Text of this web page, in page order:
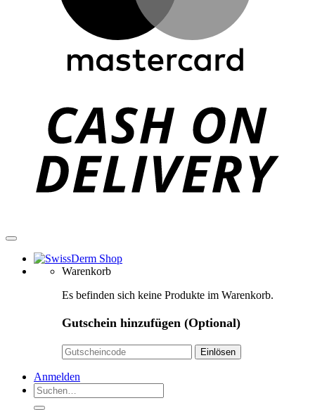
Warenkorb
Es befinden sich keine Produkte im Warenkorb.
Gutschein hinzufügen (Optional)
Anmelden
Suchen
nach: